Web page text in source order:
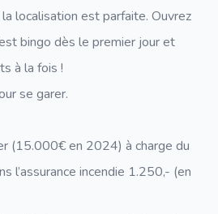
localisation est parfaite. Ouvrez
bingo dès le premier jour et
à la fois !
se garer.
(15.000€ en 2024) à charge du
l’assurance incendie 1.250,- (en